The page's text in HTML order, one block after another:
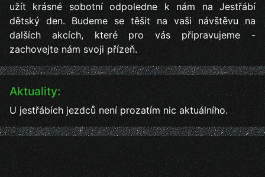
Aktuality:
U jestřábích jezdců není prozatím nic aktuálního.
užít krásné sobotní odpoledne k nám na Jestřábí
dětský den. Budeme se těšit na vaši návštěvu na
dalších akcích, které pro vás připravujeme -
zachovejte nám svoji přízeň.